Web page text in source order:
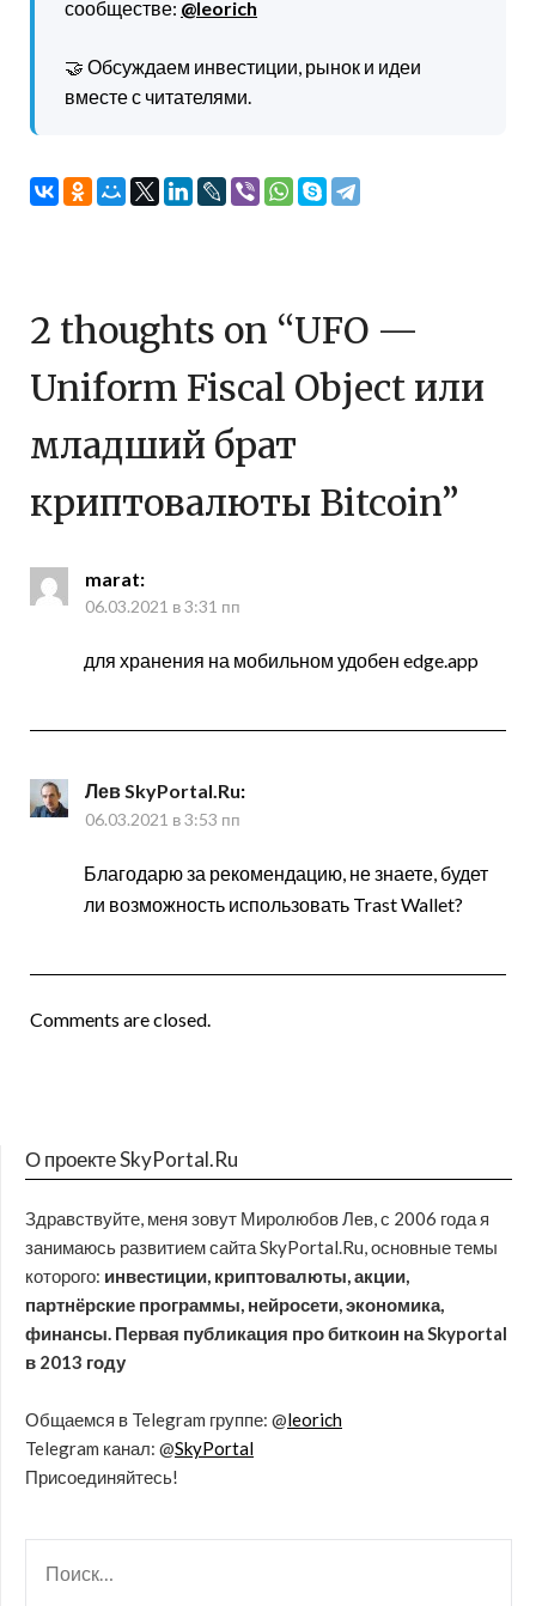
сообществе: @leorich
🤝 Обсуждаем инвестиции, рынок и идеи
вместе с читателями.
2 thoughts on “UFO —
Uniform Fiscal Object или
младший брат
криптовалюты Bitcoin”
marat:
06.03.2021 в 3:31 пп
для хранения на мобильном удобен edge.app
Лев SkyPortal.Ru:
06.03.2021 в 3:53 пп
Благодарю за рекомендацию, не знаете, будет
ли возможность использовать Trast Wallet?
Comments are closed.
О проекте SkyPortal.Ru
Здравствуйте, меня зовут Миролюбов Лев, с 2006 года я
занимаюсь развитием сайта SkyPortal.Ru, основные темы
которого: инвестиции, криптовалюты, акции,
партнёрские программы, нейросети, экономика,
финансы. Первая публикация про биткоин на Skyportal
в 2013 году
Общаемся в Telegram группе: @leorich
Telegram канал: @SkyPortal
Присоединяйтесь!